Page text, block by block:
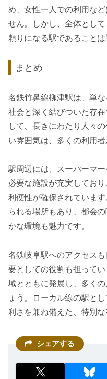
め、女性一人での利用な
せん。しかし、全体とし
頼りになる駅であることは
まとめ
名鉄竹鼻線柳津駅は、単
社会と深く結びついた存
して、長きにわたり人々
い雰囲気は、多くの利用者
駅周辺には、スーパーマ
必要な施設が充実してお
利便性が確保されていま
られる場所もあり、都会
かな環境も魅力です。
名鉄岐阜駅へのアクセス
要としての役割も担って
域とともに発展し、多く
ょう。ローカル線の駅と
利さを兼ね備えた、特別な
シェアする